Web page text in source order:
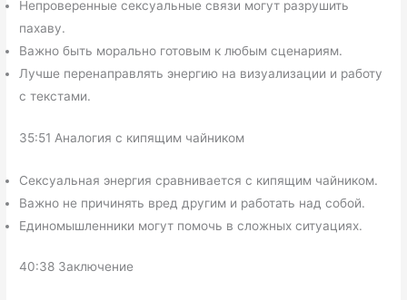
Непроверенные сексуальные связи могут разрушить
пахаву.
Важно быть морально готовым к любым сценариям.
Лучше перенаправлять энергию на визуализации и работу
с текстами.
35:51 Аналогия с кипящим чайником
Сексуальная энергия сравнивается с кипящим чайником.
Важно не причинять вред другим и работать над собой.
Единомышленники могут помочь в сложных ситуациях.
40:38 Заключение